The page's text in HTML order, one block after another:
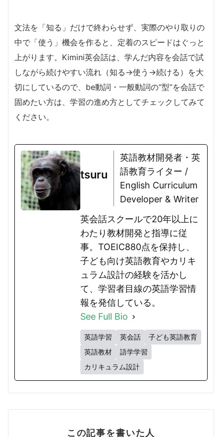
文法を「知る」だけで終わらせず、実際のやり取りの
中で「使う」機会を作ると、定着のスピードはぐっと
上がります。Kimini英会話は、学んだ内容を会話で試
しながら続けやすい流れ（知る→使う→続ける）を大
切にしているので、be動詞・一般動詞の“型”を会話で
固めたい方は、学習の進め方としてチェックしてみて
ください。
tsuru
英語教材開発者・英
語教育ライター /
English Curriculum
Developer & Writer
英会話スクールで20年以上に
わたり教材開発と指導に従
事。TOEIC880点を保持し、
子ども向け英語教育やカリキ
ュラム設計の経験を活かし
て、学習者目線の英語学習情
報を発信している。
See Full Bio
英語学習 英会話
子ども英語教育
英語教材
語学学習
カリキュラム設計
この記事を書いた人